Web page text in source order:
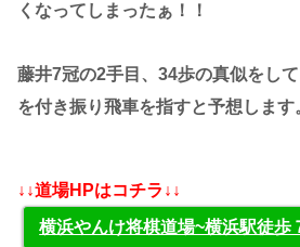
くなってしまったぁ！！
藤井7冠の2手目、34歩の真似をし
を付き振り飛車を指すと予想します
↓↓道場HPはコチラ↓↓
横浜やんけ将棋道場~横浜駅徒歩